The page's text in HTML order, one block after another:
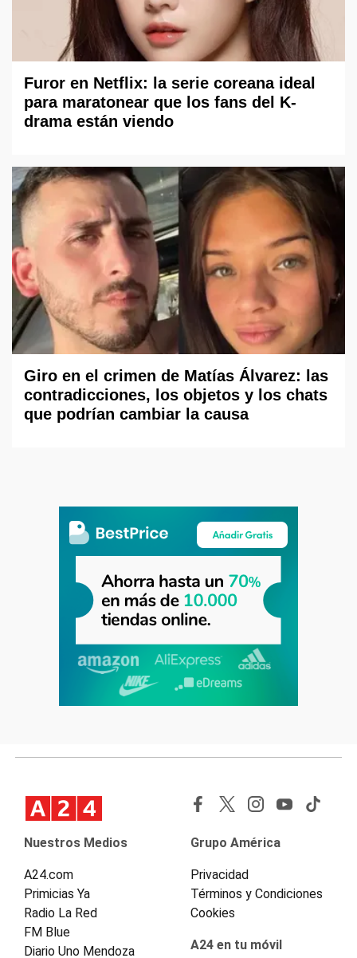
Furor en Netflix: la serie coreana ideal
para maratonear que los fans del K-
drama están viendo
Giro en el crimen de Matías Álvarez: las
contradicciones, los objetos y los chats
que podrían cambiar la causa
Nuestros Medios
A24.com
Primicias Ya
Radio La Red
FM Blue
Diario Uno Mendoza
Grupo América
Privacidad
Términos y Condiciones
Cookies
A24 en tu móvil